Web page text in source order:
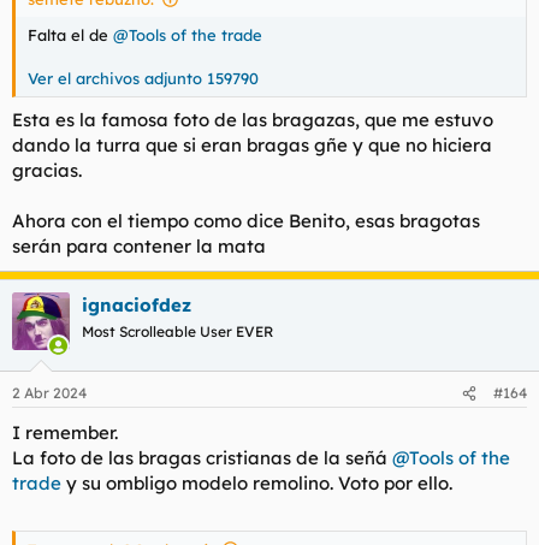
Falta el de @Tools of the trade
Ver el archivos adjunto 159790
Esta es la famosa foto de las bragazas, que me estuvo
dando la turra que si eran bragas gñe y que no hiciera
gracias.
Ahora con el tiempo como dice Benito, esas bragotas
serán para contener la mata
ignaciofdez
Most Scrolleable User EVER
2 Abr 2024 #164
I remember.
La foto de las bragas cristianas de la señá @Tools of the
trade y su ombligo modelo remolino. Voto por ello.